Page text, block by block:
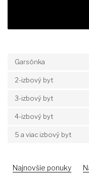
Garsónka
2-izbový byt
3-izbový byt
4-izbový byt
5 a viac izbový byt
Najnovšie ponuky